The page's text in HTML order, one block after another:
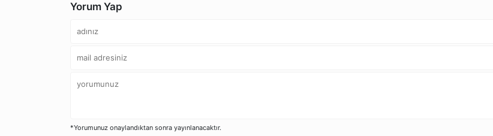
Yorum Yap
*Yorumunuz onaylandıktan sonra yayınlanacaktır.